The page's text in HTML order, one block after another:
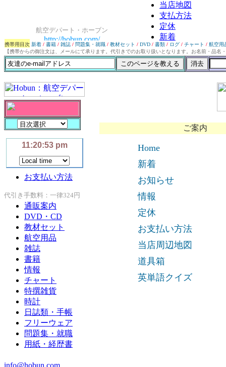
携帯用目次 新着 / 書籍 / 雑誌 / 問題集・就職 / 教材セット / DVD / 書類 / ログ / チャート / 航空用
【携帯からの御注文は、メールにて承ります。代引きでのお取り扱いとなります。お名前・品名
ご案内
Home
新着
お知らせ
情報
定休
お支払い方法
当店周辺地図
道具箱
英単語クイズ